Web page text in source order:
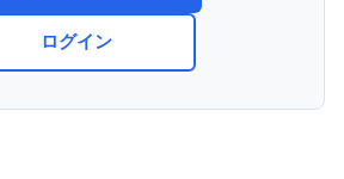
ログイン